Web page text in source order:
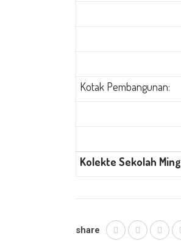
Kotak Pembangunan:
Kolekte Sekolah
share